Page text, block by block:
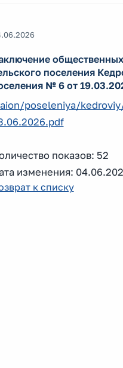
поселения
№ 6 от
poseleniya/
показов: 52
изменения:
к списку